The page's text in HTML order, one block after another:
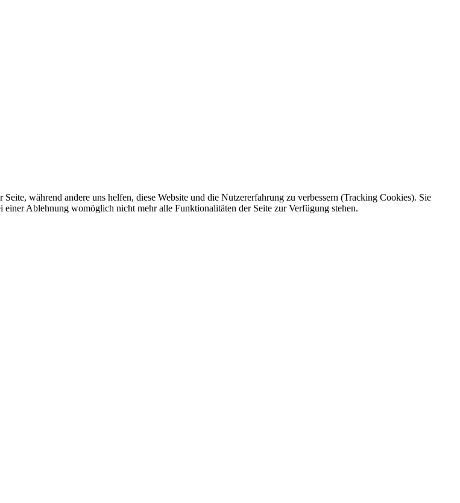
während andere uns helfen, diese Website und die Nutzererfahrung zu verbessern (Tracking Cookies). Sie
Ablehnung womöglich nicht mehr alle Funktionalitäten der Seite zur Verfügung stehen.